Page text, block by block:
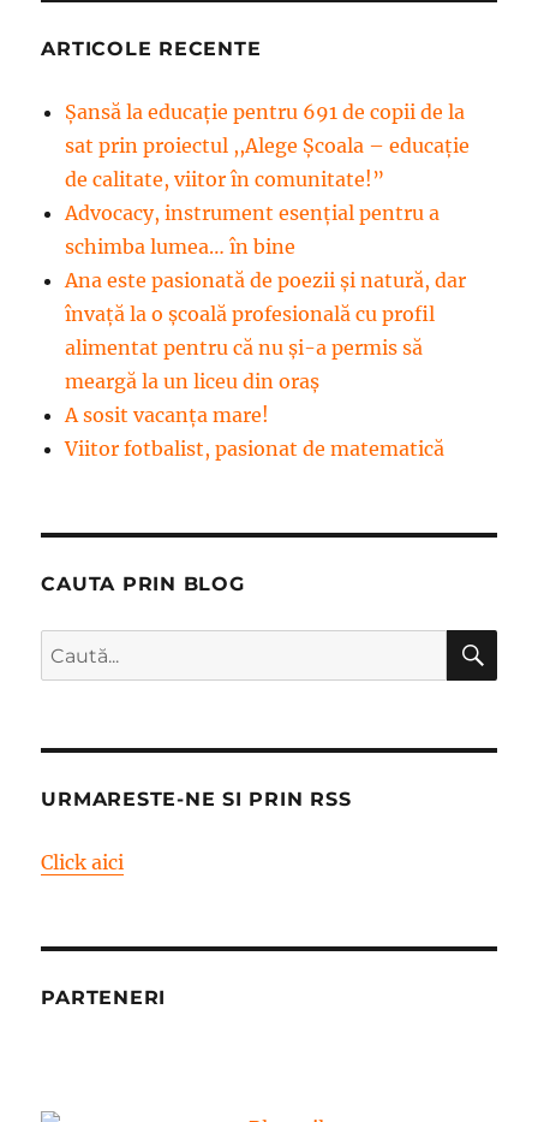
ARTICOLE RECENTE
Șansă la educație pentru 691 de copii de la
sat prin proiectul ,,Alege Școala – educație
de calitate, viitor în comunitate!”
Advocacy, instrument esenţial pentru a
schimba lumea… în bine
Ana este pasionată de poezii și natură, dar
învață la o școală profesională cu profil
alimentat pentru că nu și-a permis să
meargă la un liceu din oraș
A sosit vacanța mare!
Viitor fotbalist, pasionat de matematică
CAUTA PRIN BLOG
Caută
după:
URMARESTE-NE SI PRIN RSS
Click aici
PARTENERI